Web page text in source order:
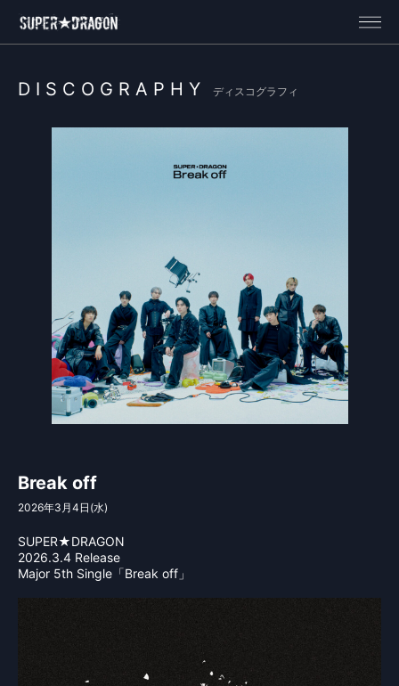
DISCOGRAPHY ディスコグラフィ
Break off
2026年3月4日(水)
SUPER★DRAGON
2026.3.4 Release
Major 5th Single「Break off」